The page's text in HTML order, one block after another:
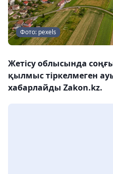
Фото: pexels
Жетісу облысында
қылмыс тіркелмеген
хабарлайды Zakon.kz.